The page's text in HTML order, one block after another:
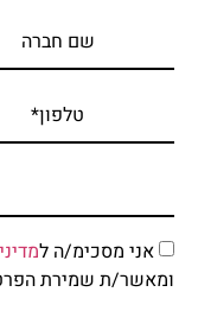
אני מסכימ/ה ל
ומאשר/ת שמירת